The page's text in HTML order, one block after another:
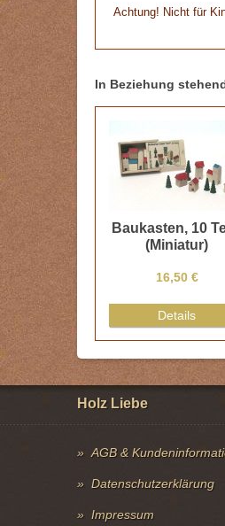
Achtung! Nicht für
In Beziehung
Baukasten, 10
(Miniatur)
16,50 €
Details
Holz Liebe
AGB &
Datenschutzerklärung
Impressum